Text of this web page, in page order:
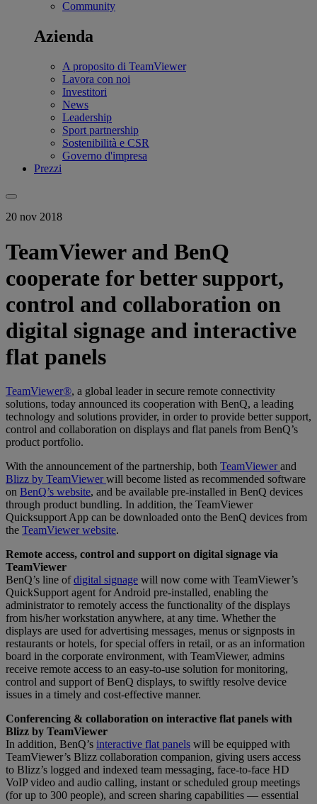
Community
Azienda
A proposito di TeamViewer
Lavora con noi
Investitori
News
Leadership
Sport partnership
Sostenibilità e CSR
Governo d'impresa
Prezzi
20 nov 2018
TeamViewer and BenQ
cooperate for better support,
control and collaboration on
digital signage and interactive
flat panels
TeamViewer®, a global leader in secure remote connectivity
solutions, today announced its cooperation with BenQ, a leading
technology and solutions provider, in order to provide better support,
control and collaboration on displays and flat panels from BenQ’s
product portfolio.
With the announcement of the partnership, both TeamViewerand
Blizz by TeamViewerwill become listed as recommended software
on BenQ’s website, and be available pre-installed in BenQ devices
through product bundling. In addition, the TeamViewer
Quicksupport App can be downloaded onto the BenQ devices from
the TeamViewer website.
Remote access, control and support on digital signage via
TeamViewer
BenQ’s line ofdigital signage will now come with TeamViewer’s
QuickSupport agent for Android pre-installed, enabling the
administrator to remotely access the functionality of the displays
from his/her workstation anywhere, at any time. Whether the
displays are used for advertising messages, menus or signposts in
restaurants or hotels, for special offers in retail, or as an information
board in the corporate environment, with TeamViewer, admins
receive remote access to an easy-to-use solution for monitoring,
control and support of BenQ displays, to swiftly resolve device
issues in a timely and cost-effective manner.
Conferencing & collaboration on interactive flat panels with
Blizz by TeamViewer
In addition, BenQ’s interactive flat panels will be equipped with
TeamViewer’s Blizz collaboration companion, giving users access
to Blizz’s logged and indexed team messaging, face-to-face HD
VoIP video and audio calling, instant or scheduled group meetings
(for up to 300 people), and screen sharing capabilities — essential